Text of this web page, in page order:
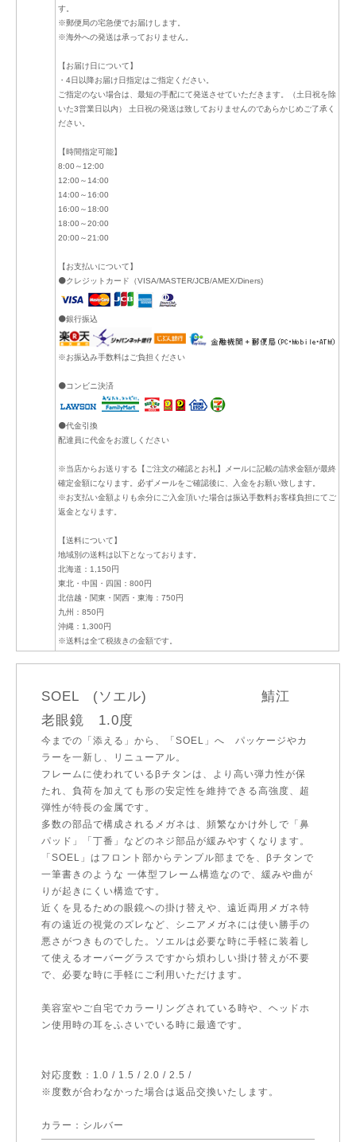
す。
※郵便局の宅急便でお届けします。
※海外への発送は承っておりません。
【お届け日について】
・4日以降お届け日指定はご指定ください。
ご指定のない場合は、最短の手配にて発送させていただきます。（土日祝を除
いた3営業日以内） 土日祝の発送は致しておりませんのであらかじめご了承く
ださい。
【時間指定可能】
8:00～12:00
12:00～14:00
14:00～16:00
16:00～18:00
18:00～20:00
20:00～21:00
【お支払いについて】
⚫クレジットカード（VISA/MASTER/JCB/AMEX/Diners)
⚫銀行振込
※お振込み手数料はご負担ください
⚫コンビニ決済
⚫代金引換
配達員に代金をお渡しください
※当店からお送りする【ご注文の確認とお礼】メールに記載の請求金額が最終
確定金額になります。必ずメールをご確認後に、入金をお願い致します。
※お支払い金額よりも余分にご入金頂いた場合は振込手数料お客様負担にてご
返金となります。
【送料について】
地域別の送料は以下となっております。
北海道：1,150円
東北・中国・四国：800円
北信越・関東・関西・東海：750円
九州：850円
沖縄：1,300円
※送料は全て税抜きの金額です。
SOEL (ソエル) 鯖江
老眼鏡 1.0度
今までの「添える」から、「SOEL」へ パッケージやカ
ラーを一新し、リニューアル。
フレームに使われているβチタンは、より高い弾力性が保
たれ、負荷を加えても形の安定性を維持できる高強度、超
弾性が特長の金属です。
多数の部品で構成されるメガネは、頻繁なかけ外しで「鼻
パッド」「丁番」などのネジ部品が緩みやすくなります。
「SOEL」はフロント部からテンプル部までを、βチタンで
一筆書きのような 一体型フレーム構造なので、緩みや曲が
りが起きにくい構造です。
近くを見るための眼鏡への掛け替えや、遠近両用メガネ特
有の遠近の視覚のズレなど、シニアメガネには使い勝手の
悪さがつきものでした。ソエルは必要な時に手軽に装着し
て使えるオーバーグラスですから煩わしい掛け替えが不要
で、必要な時に手軽にご利用いただけます。
美容室やご自宅でカラーリングされている時や、ヘッドホ
ン使用時の耳をふさいでいる時に最適です。
対応度数：1.0 / 1.5 / 2.0 / 2.5 /
※度数が合わなかった場合は返品交換いたします。
カラー：シルバー